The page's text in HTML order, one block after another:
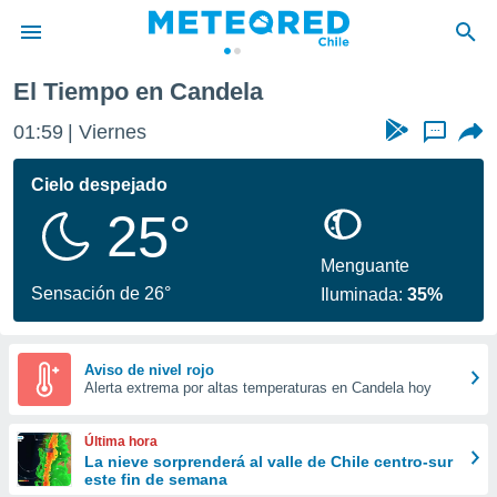
de
por
se
calidad.
a este
las
y
forma
digital
basada
El Tiempo en Candela
01:59 Viernes ...
Cielo despejado
25°
Sensación de 26°
Menguante
Iluminada:35%
Aviso de nivel rojo
Alerta extrema por altas temperaturas en Candela hoy
Última hora
La nieve sorprenderá al valle de Chile centro-sur
este fin de semana